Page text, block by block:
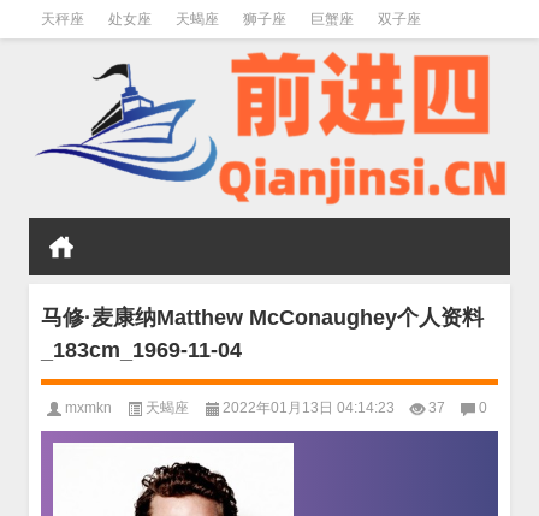
天秤座 处女座 天蝎座 狮子座 巨蟹座 双子座
马修·麦康纳Matthew McConaughey个人资料
_183cm_1969-11-04
mxmkn 天蝎座 2022年01月13日 04:14:23 37 0